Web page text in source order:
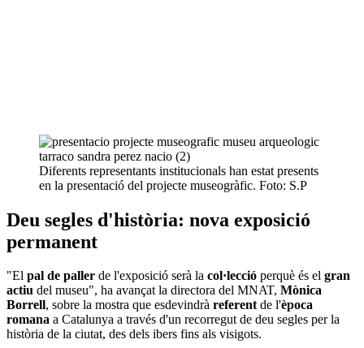
Diferents representants institucionals han estat presents
en la presentació del projecte museogràfic. Foto: S.P
Deu segles d'història: nova exposició
permanent
"El pal de paller de l'exposició serà la col·lecció perquè és el gran
actiu del museu", ha avançat la directora del MNAT, Mònica
Borrell, sobre la mostra que esdevindrà referentde l'època
romana a Catalunya a través d'un recorregut de deu segles per la
història de la ciutat, des dels ibers fins als visigots.